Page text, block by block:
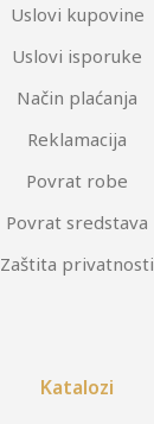
Uslovi kupovine
Uslovi isporuke
Način plaćanja
Reklamacija
Povrat robe
Povrat sredstava
Zaštita privatnosti
Katalozi